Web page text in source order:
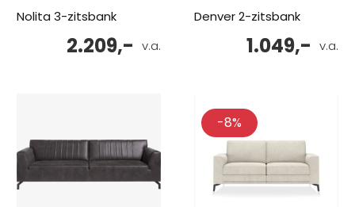
Nolita 3-zitsbank
v.a.
2.209,-
Denver 2-zitsbank
v.a.
1.049,-
-8%